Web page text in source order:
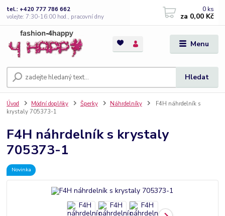
Menu
Hledat
tel.: +420 777 786 662
volejte: 7:30-16:00 hod., pracovní dny
0 ks
za 0,00 Kč
Úvod Módní doplňky Šperky Náhrdelníky
F4H náhrdelník s
krystaly 705373-1
F4H náhrdelník s krystaly
705373-1
Novinka